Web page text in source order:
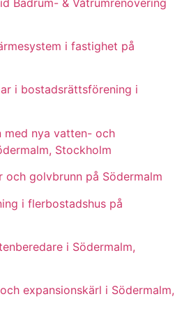
i fastighet på
i bostadsrättsförening i
med nya vatten- och
Stockholm
och golvbrunn på Södermalm
i flerbostadshus på
i Södermalm,
expansionskärl i Södermalm,